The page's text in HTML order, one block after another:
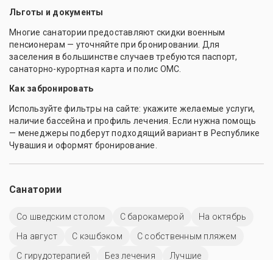
Льготы и документы
Многие санатории предоставляют скидки военным
пенсионерам — уточняйте при бронировании. Для
заселения в большинстве случаев требуются паспорт,
санаторно-курортная карта и полис ОМС.
Как забронировать
Используйте фильтры на сайте: укажите желаемые услуги,
наличие бассейна и профиль лечения. Если нужна помощь
— менеджеры подберут подходящий вариант в Республике
Чувашия и оформят бронирование.
Санатории
Со шведским столом С барокамерой
На октябрь
На август
С кэшбэком
С собственным пляжем
С гирудотерапией
Без лечения Лучшие